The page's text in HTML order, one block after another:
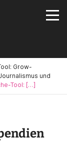
Grow-
und
Tool: […]